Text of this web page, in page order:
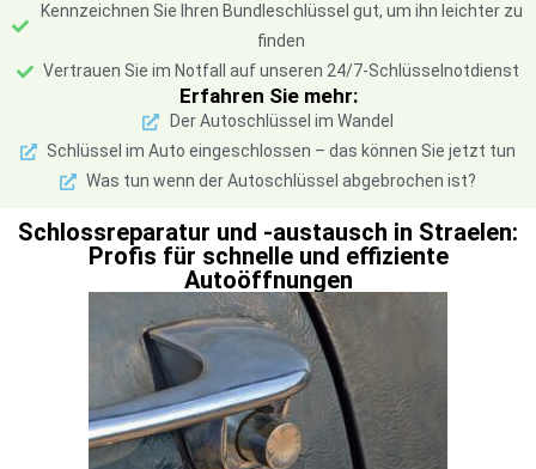
Kennzeichnen Sie Ihren Bundleschlüssel gut, um ihn leichter zu
finden
Vertrauen Sie im Notfall auf unseren 24/7-Schlüsselnotdienst
Erfahren Sie mehr:
Der Autoschlüssel im Wandel
Schlüssel im Auto eingeschlossen – das können Sie jetzt tun
Was tun wenn der Autoschlüssel abgebrochen ist?
Schlossreparatur und -austausch in Straelen:
Profis für schnelle und effiziente
Autoöffnungen